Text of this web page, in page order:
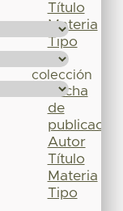
Título
Materia
Tipo
colección
Fecha
de
publicación
Autor
Título
Materia
Tipo